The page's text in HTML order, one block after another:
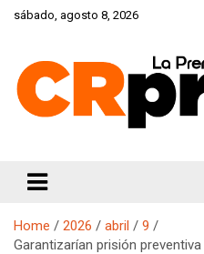
Skipsábado, agosto 8, 2026
Home 2026 abril
9
Garantizarían prisión